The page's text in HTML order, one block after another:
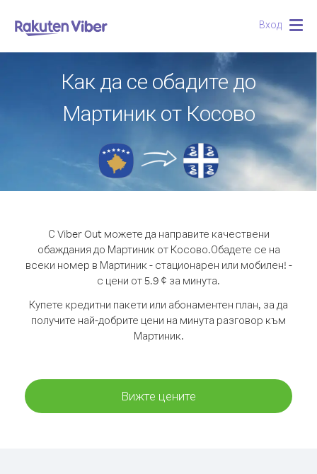
Вход
Как да се обадите до
Мартиник от Косово
С Viber Out можете да направите качествени
обаждания до Мартиник от Косово.Обадете се на
всеки номер в Мартиник - стационарен или мобилен! -
с цени от 5.9 ¢ за минута.
Купете кредитни пакети или абонаментен план, за да
получите най-добрите цени на минута разговор към
Мартиник.
Вижте цените